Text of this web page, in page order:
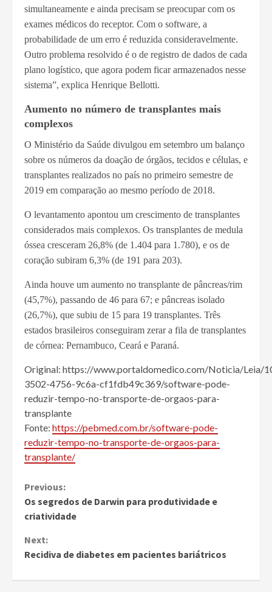
simultaneamente e ainda precisam se preocupar com os
exames médicos do receptor. Com o software, a
probabilidade de um erro é reduzida consideravelmente.
Outro problema resolvido é o de registro de dados de cada
plano logístico, que agora podem ficar armazenados nesse
sistema”, explica Henrique Bellotti.
Aumento no número de transplantes mais
complexos
O Ministério da Saúde divulgou em setembro um balanço
sobre os números da doação de órgãos, tecidos e células, e
transplantes realizados no país no primeiro semestre de
2019 em comparação ao mesmo período de 2018.
O levantamento apontou um crescimento de transplantes
considerados mais complexos. Os transplantes de medula
óssea cresceram 26,8% (de 1.404 para 1.780), e os de
coração subiram 6,3% (de 191 para 203).
Ainda houve um aumento no transplante de pâncreas/rim
(45,7%), passando de 46 para 67; e pâncreas isolado
(26,7%), que subiu de 15 para 19 transplantes. Três
estados brasileiros conseguiram zerar a fila de transplantes
de córnea: Pernambuco, Ceará e Paraná.
Original: https://www.portaldomedico.com/Noticia/Leia/
3502-4756-9c6a-cf1fdb49c369/software-pode-
reduzir-tempo-no-transporte-de-orgaos-para-
transplante
Fonte: https://pebmed.com.br/software-pode-
reduzir-tempo-no-transporte-de-orgaos-para-
transplante/
Continue
Reading
Previous:
Os segredos de Darwin para produtividade e
criatividade
Next:
Recidiva de diabetes em pacientes bariátricos